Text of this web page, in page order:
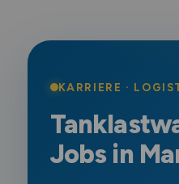
KARRIERE ·
Jobs in